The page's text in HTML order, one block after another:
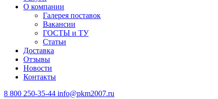
О компании
Галерея поставок
Вакансии
ГОСТЫ и ТУ
Статьи
Доставка
Отзывы
Новости
Контакты
8 800 250-35-44 info@pkm2007.ru